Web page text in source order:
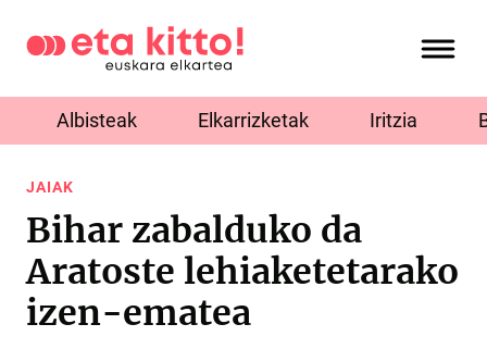
Albisteak Elkarrizketak Iritzia
JAIAK
Bihar zabalduko da
Aratoste lehiaketetarako
izen-ematea